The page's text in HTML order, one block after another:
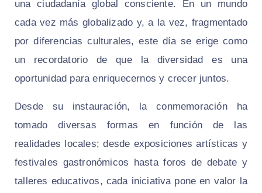
una ciudadanía global consciente. En un mundo
cada vez más globalizado y, a la vez, fragmentado
por diferencias culturales, este día se erige como
un recordatorio de que la diversidad es una
oportunidad para enriquecernos y crecer juntos.
Desde su instauración, la conmemoración ha
tomado diversas formas en función de las
realidades locales; desde exposiciones artísticas y
festivales gastronómicos hasta foros de debate y
talleres educativos, cada iniciativa pone en valor la